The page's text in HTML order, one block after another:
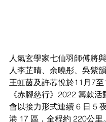
人氣玄學家七仙羽師傅將
人李芷晴、余曉彤、吳紫韻
王虹茵及許芯悅於11月7
《赤腳慈行》2022 籌款
會以接力形式連續 6 日 5
港 17 區，全程約 220公里